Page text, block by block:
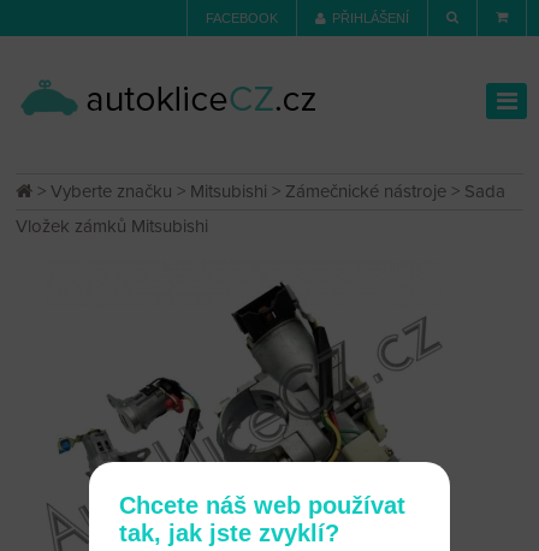
FACEBOOK PŘIHLÁŠENÍ
>Vyberte značku > Mitsubishi > Zámečnické nástroje > Sada
Vložek zámků Mitsubishi
Chcete náš web používat
tak, jak jste zvyklí?